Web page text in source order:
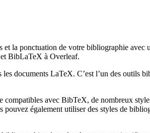
et la ponctuation de votre bibliographie avec
BibLaTeX à Overleaf.
documents LaTeX. C’est l’un des outils
avec BibTeX, de nombreux
également utiliser des styles de